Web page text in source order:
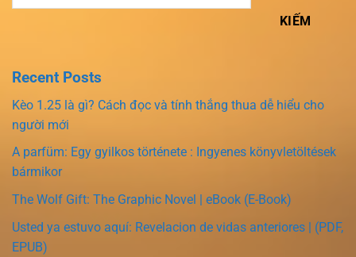
KIẾM
Recent Posts
Kèo 1.25 là gì? Cách đọc và tính thắng thua dễ hiểu cho
người mới
A parfüm: Egy gyilkos története : Ingyenes könyvletöltések
bármikor
The Wolf Gift: The Graphic Novel | eBook (E-Book)
Usted ya estuvo aquí: Revelacion de vidas anteriores | (PDF,
EPUB)